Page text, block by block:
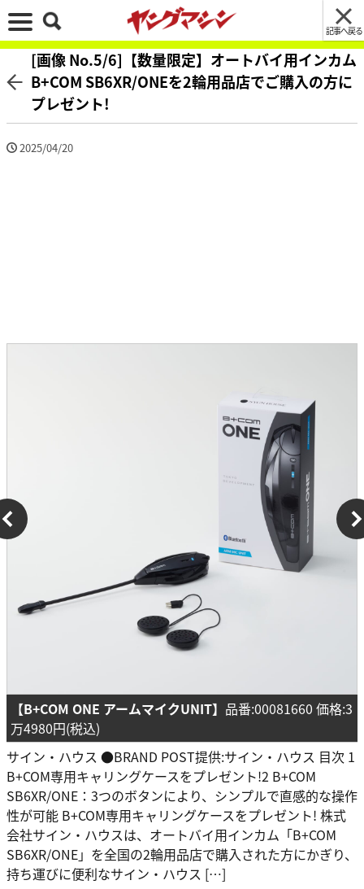
記事へ戻る
[画像 No.5/6]【数量限定】オートバイ用インカム
B+COM SB6XR/ONEを2輪用品店でご購入の方に
プレゼント!
2025/04/20
【B+COM ONE アームマイクUNIT】 品番:00081660 価格:3
万4980円(税込)
サイン・ハウス ●BRAND POST提供:サイン・ハウス 目次 1
B+COM専用キャリングケースをプレゼント!2 B+COM
SB6XR/ONE：3つのボタンにより、シンプルで直感的な操作
性が可能 B+COM専用キャリングケースをプレゼント! 株式
会社サイン・ハウスは、オートバイ用インカム「B+COM
SB6XR/ONE」を全国の2輪用品店で購入された方にかぎり、
持ち運びに便利なサイン・ハウス […]